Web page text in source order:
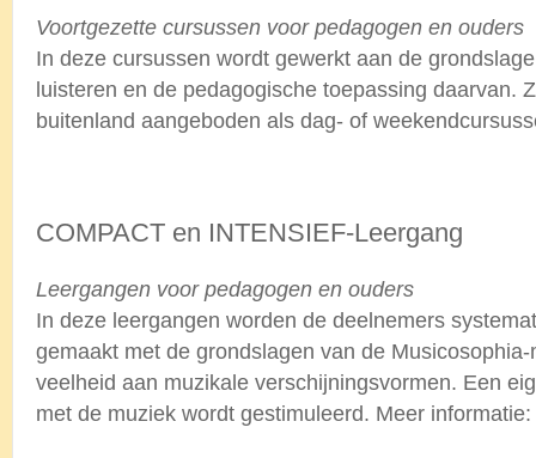
Voortgezette cursussen voor pedagogen en ouders
In deze cursussen wordt gewerkt aan de
luisteren en de pedagogische toepassing daarvan.
buitenland aangeboden als dag- of
COMPACT en INTENSIEF-Leergang
Leergangen voor pedagogen en ouders
In deze leergangen worden de deelnemers
gemaakt met de grondslagen van de
veelheid aan muzikale verschijningsvormen. Een
met de muziek wordt gestimuleerd. Meer informatie: